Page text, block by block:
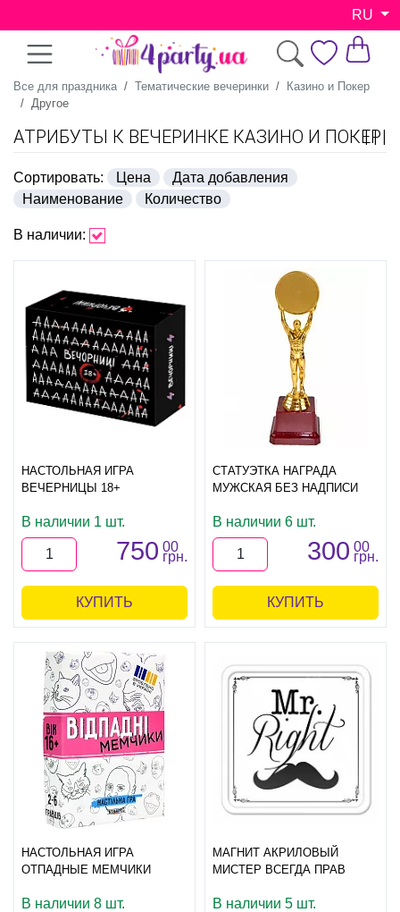
RU
Все для праздника Тематические вечеринки
Казино и Покер
Другое
АТРИБУТЫ К ВЕЧЕРИНКЕ КАЗИНО И ПОКЕР
Сортировать: Цена
Дата добавления
Наименование
Количество
В наличии:
НАСТОЛЬНАЯ ИГРА
ВЕЧЕРНИЦЫ 18+
В наличии 1 шт.
750 00
грн.
КУПИТЬ
СТАТУЭТКА НАГРАДА
МУЖСКАЯ БЕЗ НАДПИСИ
В наличии 6 шт.
300 00
грн.
КУПИТЬ
НАСТОЛЬНАЯ ИГРА
ОТПАДНЫЕ МЕМЧИКИ
В наличии 8 шт.
МАГНИТ АКРИЛОВЫЙ
МИСТЕР ВСЕГДА ПРАВ
В наличии 5 шт.